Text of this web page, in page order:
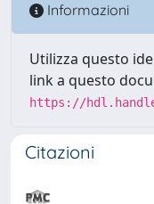
Informazioni
Utilizza questo
link a questo
https://
Citazioni